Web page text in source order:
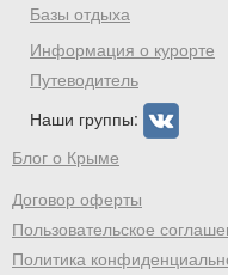
Базы отдыха
Информация о курорте
Путеводитель
Наши группы:
Блог о Крыме
Договор оферты
Пользовательское
Политика
Хочешь
промокод